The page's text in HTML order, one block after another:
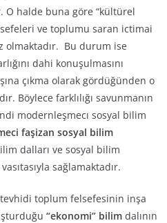
O halde buna göre “kültürel
ve toplumu saran ictimai
olmaktadır. Bu durum ise
dahi konuşulmasını
çıkma olarak gördüğünden o
Böylece farklılığı savunmanın
modernleşmecı sosyal bilim
faşizan sosyal bilim
dalları ve sosyal bilim
sağlamaktadır.
tevhidi toplum felsefesinin inşa
“ekonomi” bilim dalının